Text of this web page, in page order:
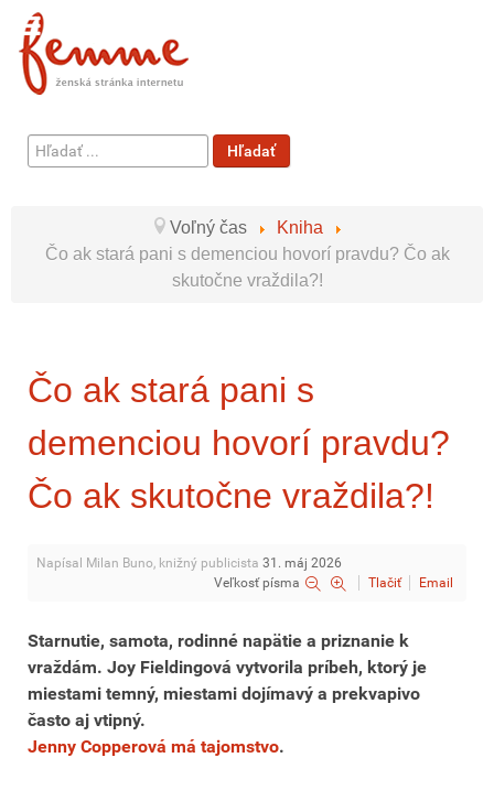
Hľadať
...
Hľadať
Voľný čas
Kniha
Čo ak stará pani s demenciou hovorí pravdu? Čo ak
skutočne vraždila?!
Čo ak stará pani s
demenciou hovorí pravdu?
Čo ak skutočne vraždila?!
Napísal Milan Buno, knižný publicista 31. máj 2026
Veľkosť písma
Tlačiť Email
Starnutie, samota, rodinné napätie a priznanie k
vraždám. Joy Fieldingová vytvorila príbeh, ktorý je
miestami temný, miestami dojímavý a prekvapivo
často aj vtipný.
Jenny Copperová má tajomstvo.